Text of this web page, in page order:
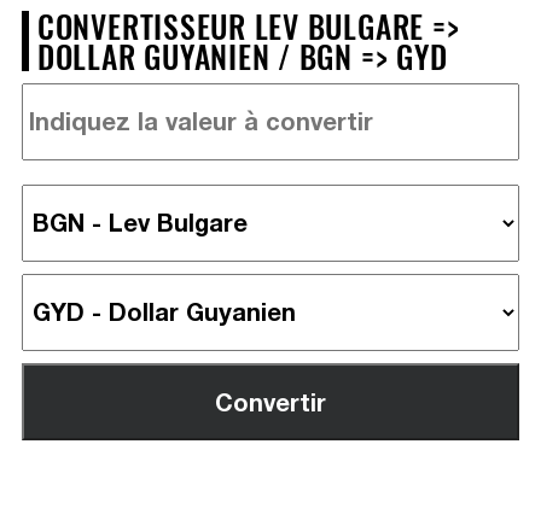
CONVERTISSEUR LEV BULGARE =>
DOLLAR GUYANIEN / BGN => GYD